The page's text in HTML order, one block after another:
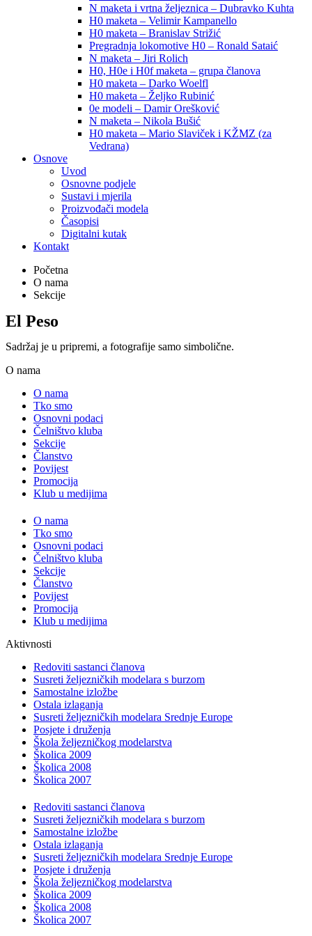
N maketa i vrtna željeznica – Dubravko Kuhta
H0 maketa – Velimir Kampanello
H0 maketa – Branislav Strižić
Pregradnja lokomotive H0 – Ronald Sataić
N maketa – Jiri Rolich
H0, H0e i H0f maketa – grupa članova
H0 maketa – Darko Woelfl
H0 maketa – Željko Rubinić
0e modeli – Damir Orešković
N maketa – Nikola Bušić
H0 maketa – Mario Slaviček i KŽMZ (za
Vedrana)
Osnove
Uvod
Osnovne podjele
Sustavi i mjerila
Proizvođači modela
Časopisi
Digitalni kutak
Kontakt
Početna
O nama
Sekcije
El Peso
Sadržaj je u pripremi, a fotografije samo simbolične.
O nama
O nama
Tko smo
Osnovni podaci
Čelništvo kluba
Sekcije
Članstvo
Povijest
Promocija
Klub u medijima
O nama
Tko smo
Osnovni podaci
Čelništvo kluba
Sekcije
Članstvo
Povijest
Promocija
Klub u medijima
Aktivnosti
Redoviti sastanci članova
Susreti željezničkih modelara s burzom
Samostalne izložbe
Ostala izlaganja
Susreti željezničkih modelara Srednje Europe
Posjete i druženja
Škola željezničkog modelarstva
Školica 2009
Školica 2008
Školica 2007
Redoviti sastanci članova
Susreti željezničkih modelara s burzom
Samostalne izložbe
Ostala izlaganja
Susreti željezničkih modelara Srednje Europe
Posjete i druženja
Škola željezničkog modelarstva
Školica 2009
Školica 2008
Školica 2007